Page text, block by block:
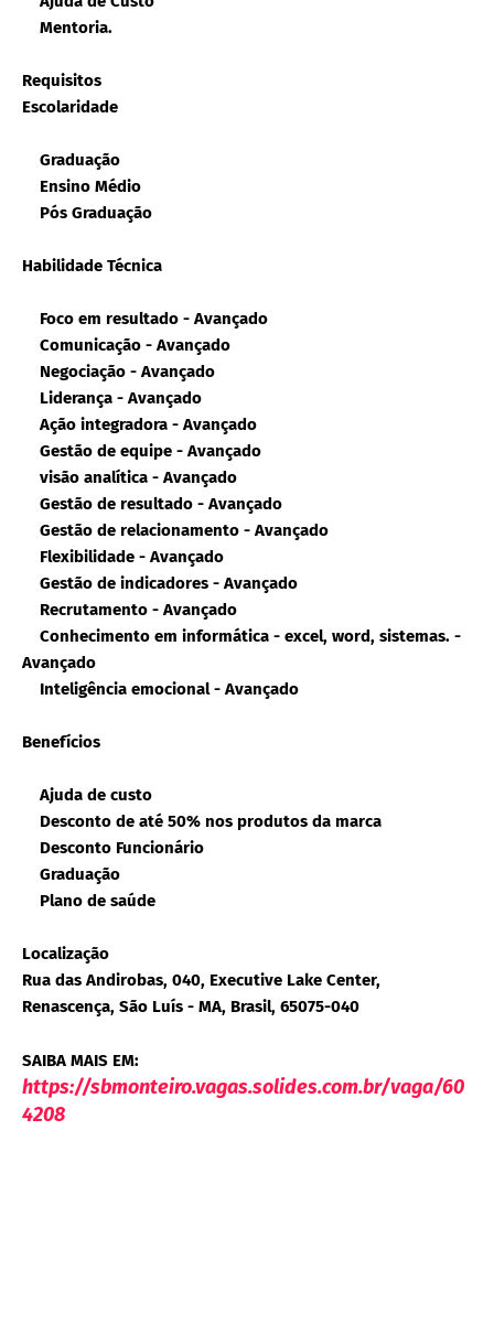
Mentoria.
Requisitos
Escolaridade
Graduação
Ensino Médio
Pós Graduação
Habilidade Técnica
Foco em resultado - Avançado
Comunicação - Avançado
Negociação - Avançado
Liderança - Avançado
Ação integradora - Avançado
Gestão de equipe - Avançado
visão analítica - Avançado
Gestão de resultado - Avançado
Gestão de relacionamento - Avançado
Flexibilidade - Avançado
Gestão de indicadores - Avançado
Recrutamento - Avançado
Conhecimento em informática - excel, word, sistemas. -
Avançado
Inteligência emocional - Avançado
Benefícios
Ajuda de custo
Desconto de até 50% nos produtos da marca
Desconto Funcionário
Graduação
Plano de saúde
Localização
Rua das Andirobas, 040, Executive Lake Center,
Renascença, São Luís - MA, Brasil, 65075-040
SAIBA MAIS EM:
https://sbmonteiro.vagas.solides.com.br/vaga/60
4208